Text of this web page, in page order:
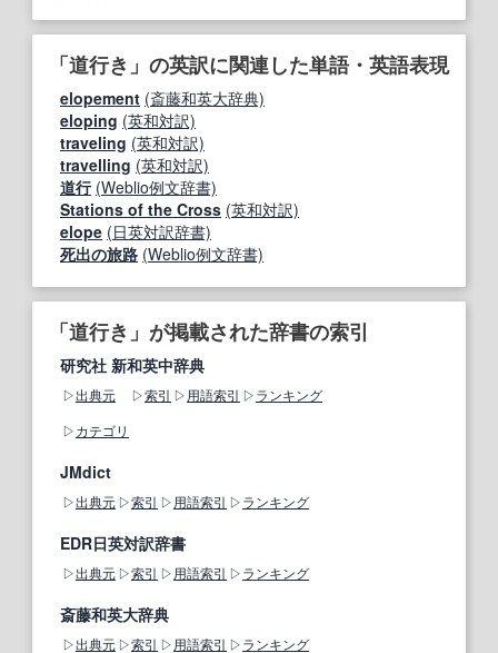
「道行き」の英訳に関連した単語・英語表現
elopement (斎藤和英大辞典)
eloping (英和対訳)
traveling (英和対訳)
travelling (英和対訳)
道行 (Weblio例文辞書)
Stations of the Cross (英和対訳)
elope (日英対訳辞書)
死出の旅路 (Weblio例文辞書)
「道行き」が掲載された辞書の索引
研究社 新和英中辞典
出典元 索引 用語索引
ランキング
カテゴリ
JMdict
出典元 索引 用語索引 ランキング
EDR日英対訳辞書
出典元 索引 用語索引 ランキング
斎藤和英大辞典
出典元 索引 用語索引 ランキング